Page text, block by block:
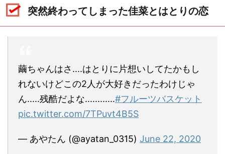
突然終わってしまった佳菜とはとりの恋
繭ちゃんはさ....はとりに片想いしてたかもし
れないけどこの2人が大好きだったわけじゃ
ん.....残酷だよな............#フルーツバスケット
pic.twitter.com/7TPuvt4B5S
— あやたん (@ayatan_0315) June 22, 2020